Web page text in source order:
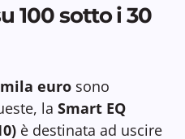
100 sotto i 30
euro sono
la Smart EQ
è destinata ad uscire